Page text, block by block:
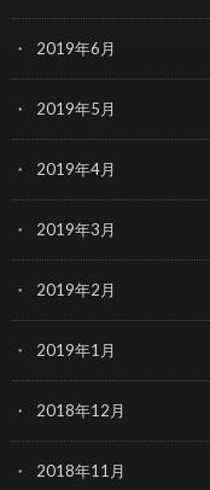
2019年6月
2019年5月
2019年4月
2019年3月
2019年2月
2019年1月
2018年12月
2018年11月